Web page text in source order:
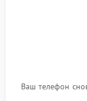
Ваш телефон